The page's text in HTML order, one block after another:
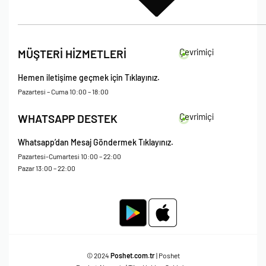
Çerez Politikası
Kişisel Verileri Koruma – Çerez ve Ticari İletişim Açık Rıza Metni
Mesafeli Satış Sözleşmesi
MÜŞTERİ HİZMETLERİ Çevrimiçi
Hemen iletişime geçmek için Tıklayınız.
Pazartesi – Cuma 10:00 – 18:00
WHATSAPP DESTEK Çevrimiçi
Whatsapp’dan Mesaj Göndermek Tıklayınız.
Pazartesi-Cumartesi 10:00 – 22:00
Pazar 13:00 – 22:00
© 2024 Poshet.com.tr| Poshet